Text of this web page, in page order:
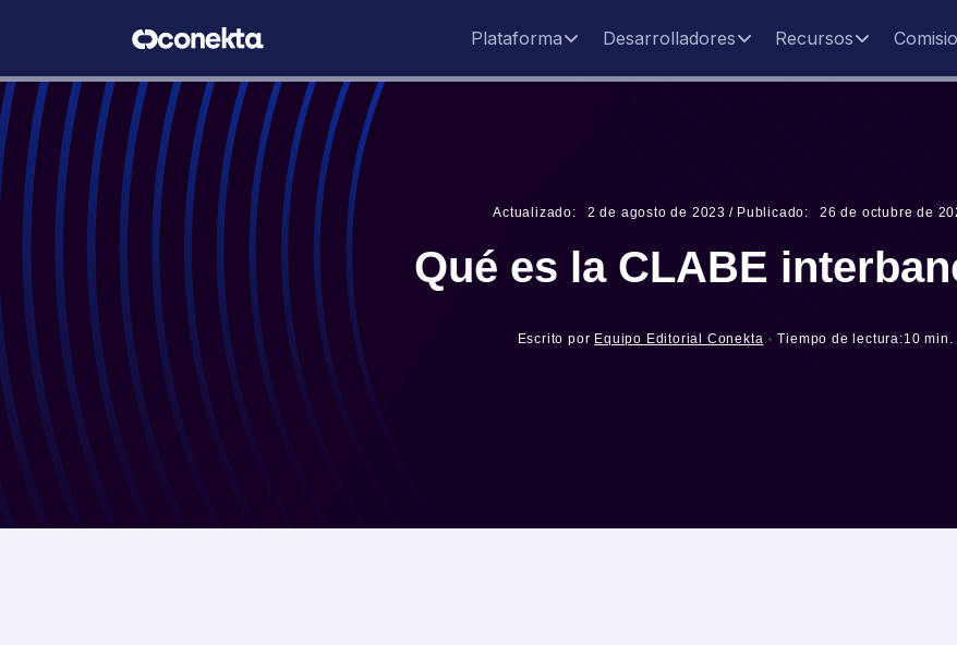
Plataforma Desarrolladores Recursos
Actualizado: 2 de agosto de 2023 / Publicado: 26 de octubre de
Qué es la CLABE
Escrito por Equipo Editorial Conekta Tiempo de lectura:10 min.